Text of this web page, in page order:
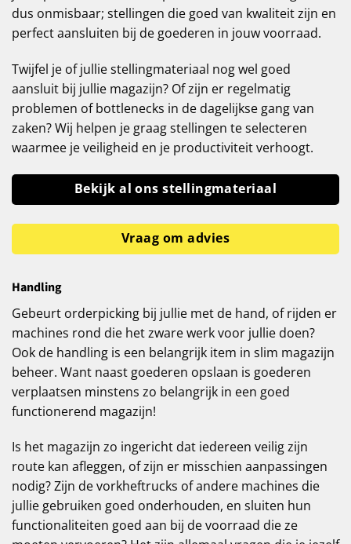
dus onmisbaar; stellingen die goed van kwaliteit zijn en
perfect aansluiten bij de goederen in jouw voorraad.
Twijfel je of jullie stellingmateriaal nog wel goed
aansluit bij jullie magazijn? Of zijn er regelmatig
problemen of bottlenecks in de dagelijkse gang van
zaken? Wij helpen je graag stellingen te selecteren
waarmee je veiligheid en je productiviteit verhoogt.
Bekijk al ons stellingmateriaal
Vraag om advies
Handling
Gebeurt orderpicking bij jullie met de hand, of rijden er
machines rond die het zware werk voor jullie doen?
Ook de handling is een belangrijk item in slim magazijn
beheer. Want naast goederen opslaan is goederen
verplaatsen minstens zo belangrijk in een goed
functionerend magazijn!
Is het magazijn zo ingericht dat iedereen veilig zijn
route kan afleggen, of zijn er misschien aanpassingen
nodig? Zijn de vorkheftrucks of andere machines die
jullie gebruiken goed onderhouden, en sluiten hun
functionaliteiten goed aan bij de voorraad die ze